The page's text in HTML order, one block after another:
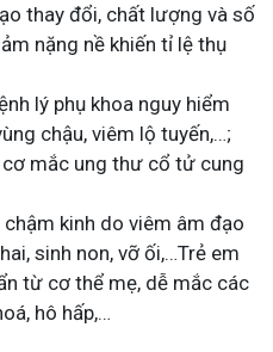
thay đổi, chất lượng và số
nặng nề khiến tỉ lệ thụ
lý phụ khoa nguy hiểm
chậu, viêm lộ tuyến,…;
mắc ung thư cổ tử cung
kinh do viêm âm đạo
sinh non, vỡ ối,…Trẻ em
từ cơ thể mẹ, dễ mắc các
hô hấp,…